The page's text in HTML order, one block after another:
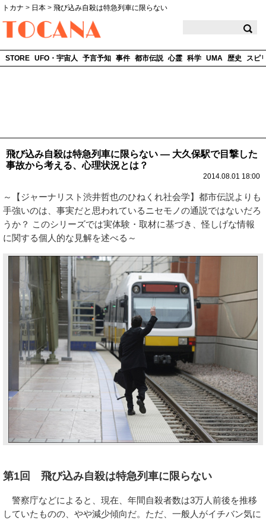
トカナ > 日本 > 飛び込み自殺は特急列車に限らない
STORE UFO・宇宙人 予言予知 事件 都市伝説 心霊 科学 UMA 歴史 スピ
飛び込み自殺は特急列車に限らない ― 大久保駅で目撃した
事故から考える、心理状況とは？
2014.08.01 18:00
～【ジャーナリスト渋井哲也のひねくれ社会学】都市伝説よりも
手強いのは、事実だと思われているニセモノの通説ではないだろ
うか？ このシリーズでは実体験・取材に基づき、怪しげな情報
に関する個人的な見解を述べる～
第1回 飛び込み自殺は特急列車に限らない
警察庁などによると、現在、年間自殺者数は3万人前後を推移
していたものの、やや減少傾向だ。ただ、一般人がイチバン気に